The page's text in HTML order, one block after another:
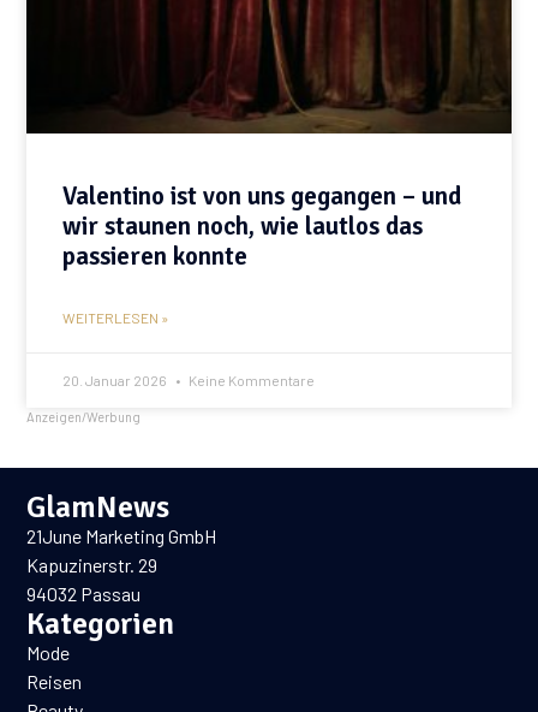
Valentino ist von uns gegangen – und
wir staunen noch, wie lautlos das
passieren konnte
WEITERLESEN »
20. Januar 2026 Keine Kommentare
Anzeigen/Werbung
GlamNews
21June Marketing GmbH
Kapuzinerstr. 29
94032 Passau
Kategorien
Mode
Reisen